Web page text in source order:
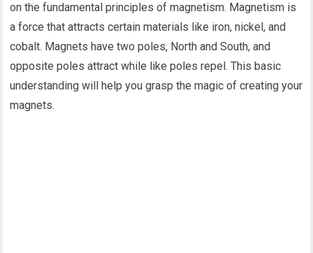
on the fundamental principles of magnetism. Magnetism is
a force that attracts certain materials like iron, nickel, and
cobalt. Magnets have two poles, North and South, and
opposite poles attract while like poles repel. This basic
understanding will help you grasp the magic of creating your
magnets.